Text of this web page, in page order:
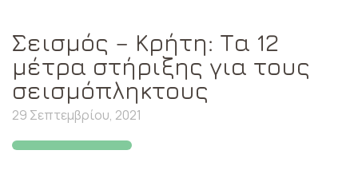
Σεισμός – Κρήτη: Τα 12
μέτρα στήριξης για τους
σεισμόπληκτους
29 Σεπτεμβρίου, 2021